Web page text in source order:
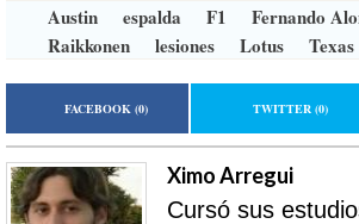
Austin espalda F1 Fernando
Raikkonen
lesiones Lotus Texas
FACEBOOK(0) TWITTER(0)
Ximo Arregui
Cursó sus